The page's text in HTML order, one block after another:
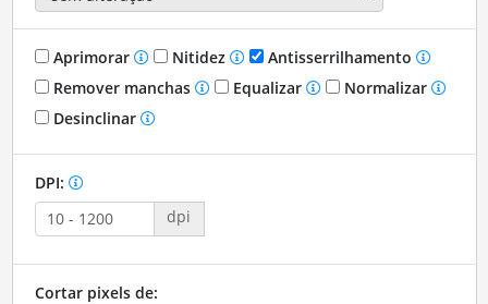
Aprimorar Nitidez
Antisserrilhamento
Remover manchas
Equalizar
Normalizar
Desinclinar
DPI:
dpi
Cortar pixels de: